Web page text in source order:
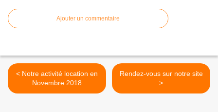
Ajouter un commentaire
< Notre activité location en
Novembre 2018
Rendez-vous sur notre site
>